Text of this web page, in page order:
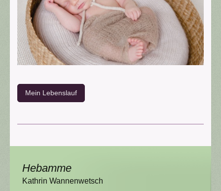
Mein Lebenslauf
Hebamme
Kathrin Wannenwetsch